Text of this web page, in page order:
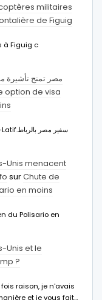
militaires
de Figuig
à Figuig c
مصر تمنح تأشيرة
option de visa
Unis menacent
surChute de
en moins
du Polisario en
Unis et le
?
raison, je n'avais
et je vous fait…